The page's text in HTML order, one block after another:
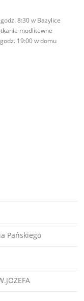
8:30 w Bazylice
modlitewne
19:00 w domu
Pańskiego